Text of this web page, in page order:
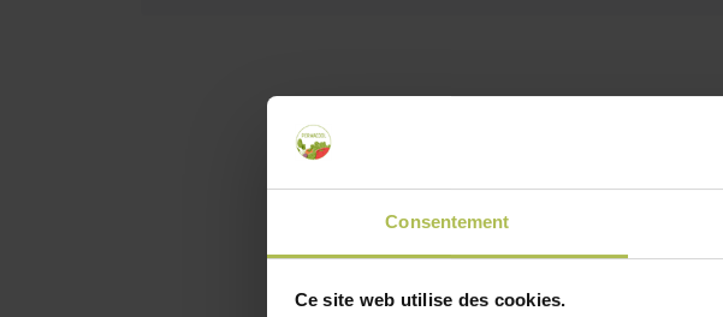
Consentement
Ce site web utilise des cookies.